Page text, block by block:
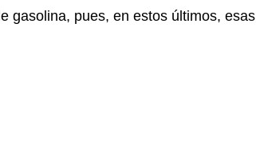
gasolina, pues, en estos últimos, esas